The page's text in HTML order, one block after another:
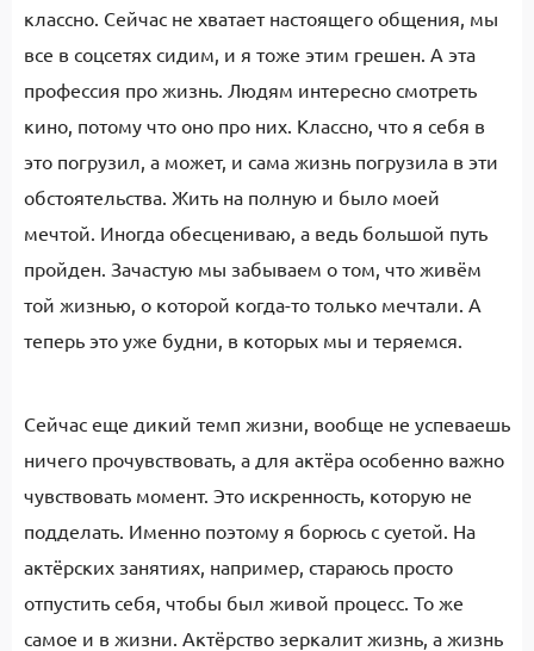
классно. Сейчас не хватает настоящего общения, мы
все в соцсетях сидим, и я тоже этим грешен. А эта
профессия про жизнь. Людям интересно смотреть
кино, потому что оно про них. Классно, что я себя в
это погрузил, а может, и сама жизнь погрузила в эти
обстоятельства. Жить на полную и было моей
мечтой. Иногда обесцениваю, а ведь большой путь
пройден. Зачастую мы забываем о том, что живём
той жизнью, о которой когда-то только мечтали. А
теперь это уже будни, в которых мы и теряемся.
Сейчас еще дикий темп жизни, вообще не успеваешь
ничего прочувствовать, а для актёра особенно важно
чувствовать момент. Это искренность, которую не
подделать. Именно поэтому я борюсь с суетой. На
актёрских занятиях, например, стараюсь просто
отпустить себя, чтобы был живой процесс. То же
самое и в жизни. Актёрство зеркалит жизнь, а жизнь